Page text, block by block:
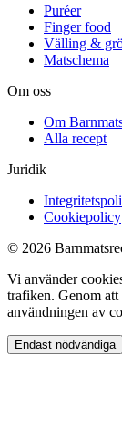
Puréer
Finger food
Välling &
Matschema
Om oss
Om
Alla recept
Juridik
Cookiepolicy
© 2026
Vi använder
trafiken. Genom
användningen av
Endast nödvändiga